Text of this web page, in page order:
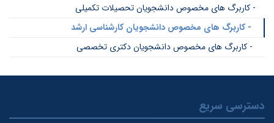
- کاربرگ های مخصوص دانشجویان تحصیلات تکمیلی
- کاربرگ های مخصوص دانشجویان کارشناسی ارشد
- کاربرگ های مخصوص دانشجویان دکتری تخصصی
دسترسی سریع